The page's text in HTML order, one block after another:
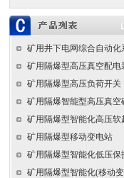
矿用井下电网综合自动化
矿用隔爆型高压真空配电
矿用隔爆型高压负荷开关
矿用隔爆智能型高压真空
矿用隔爆型智能化高压软
矿用隔爆型移动变电站
矿用隔爆型智能化低压保
矿用隔爆型智能化(移动